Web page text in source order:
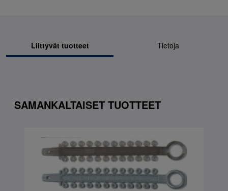
Liittyvät tuotteet Tietoja
SAMANKALTAISET TUOTTEET